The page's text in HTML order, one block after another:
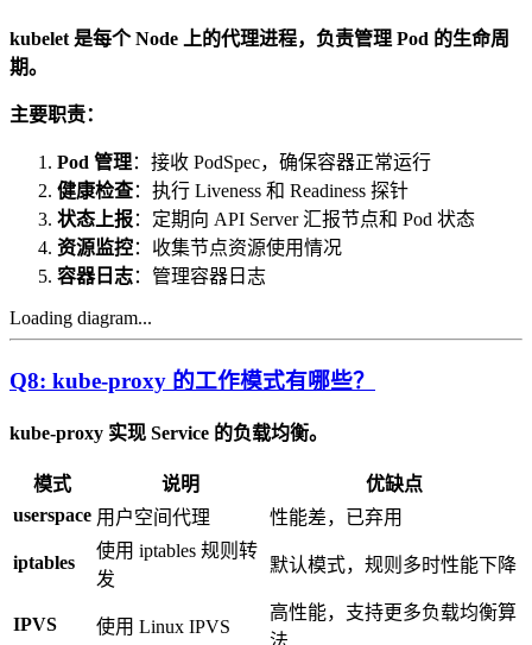
kubelet 是每个 Node 上的代理进程，负责管理 Pod 的生命周
期。
主要职责：
Pod 管理：接收 PodSpec，确保容器正常运行
健康检查：执行 Liveness 和 Readiness 探针
状态上报：定期向 API Server 汇报节点和 Pod 状态
资源监控：收集节点资源使用情况
容器日志：管理容器日志
Loading diagram...
Q8: kube-proxy 的工作模式有哪些？
kube-proxy 实现 Service 的负载均衡。
模式 说明
优缺点
userspace 用户空间代理 性能差，已弃用
iptables
使用 iptables 规则转
发
默认模式，规则多时性能下降
IPVS 使用 Linux IPVS
高性能，支持更多负载均衡算
法